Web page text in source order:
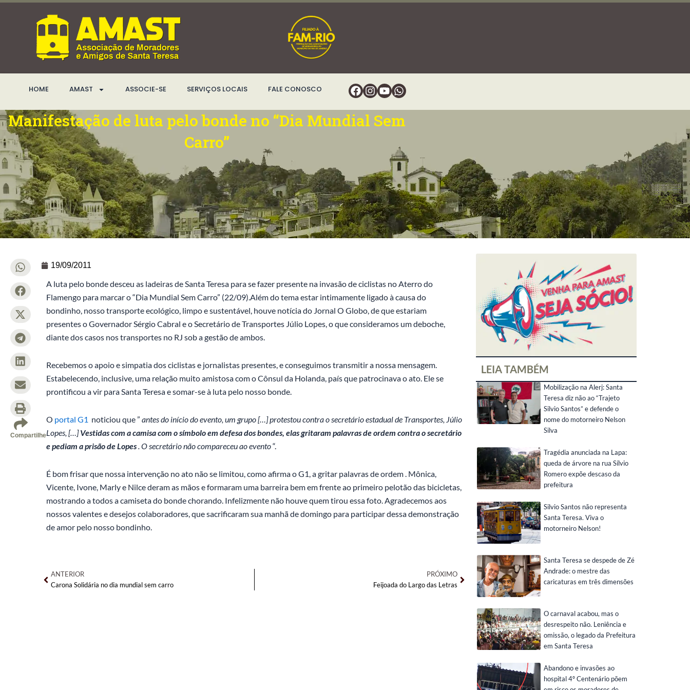
Ir
conteúdo
HOME AMAST ASSOCIE-SE SERVIÇOS LOCAIS FALE CONOSCO Facebook
Instagram
Youtube
Whatsapp
Manifestação de luta pelo bonde no “Dia Mundial Sem
Carro”
Compartilhe
19/09/2011
A luta pelo bonde desceu as ladeiras de Santa Teresa para se fazer presente na invasão de ciclistas no Aterro do
Flamengo para marcar o “Dia Mundial Sem Carro” (22/09).Além do tema estar intimamente ligado à causa do
bondinho, nosso transporte ecológico, limpo e sustentável, houve notícia do Jornal O Globo, de que estariam
presentes o Governador Sérgio Cabral e o Secretário de Transportes Júlio Lopes, o que consideramos um deboche,
diante dos casos nos transportes no RJ sob a gestão de ambos.
Recebemos o apoio e simpatia dos ciclistas e jornalistas presentes, e conseguimos transmitir a nossa mensagem.
Estabelecendo, inclusive, uma relação muito amistosa com o Cônsul da Holanda, país que patrocinava o ato. Ele se
prontificou a vir para Santa Teresa e somar-se à luta pelo nosso bonde.
O portal G1 noticiou que ” antes do início do evento, um grupo […] protestou contra o secretário estadual de Transportes, Júlio
Lopes, […]Vestidas com a camisa com o símbolo em defesa dos bondes, elas gritaram palavras de ordem contra o secretário
e pediam a prisão de Lopes. O secretário não compareceu ao evento“.
É bom frisar que nossa intervenção no ato não se limitou, como afirma o G1, a gritar palavras de ordem. Mônica,
Vicente, Ivone, Marly e Nilce deram as mãos e formaram uma barreira bem em frente ao primeiro pelotão das bicicletas,
mostrando a todos a camiseta do bonde chorando. Infelizmente não houve quem tirou essa foto. Agradecemos aos
nossos valentes e desejos colaboradores, que sacrificaram sua manhã de domingo para participar dessa demonstração
de amor pelo nosso bondinho.
Anterior
ANTERIOR
Carona Solidária no dia mundial sem carro
PRÓXIMO
Feijoada do Largo das Letras
Próximo
LEIA TAMBÉM
Mobilização na Alerj: Santa
Teresa diz não ao “Trajeto
Silvio Santos” e defende o
nome do motorneiro Nelson
Silva
Tragédia anunciada na Lapa:
queda de árvore na rua Sílvio
Romero expõe descaso da
prefeitura
Silvio Santos não representa
Santa Teresa. Viva o
motorneiro Nelson!
Santa Teresa se despede de Zé
Andrade: o mestre das
caricaturas em três dimensões
O carnaval acabou, mas o
desrespeito não. Leniência e
omissão, o legado da Prefeitura
em Santa Teresa
Abandono e invasões ao
hospital 4º Centenário põem